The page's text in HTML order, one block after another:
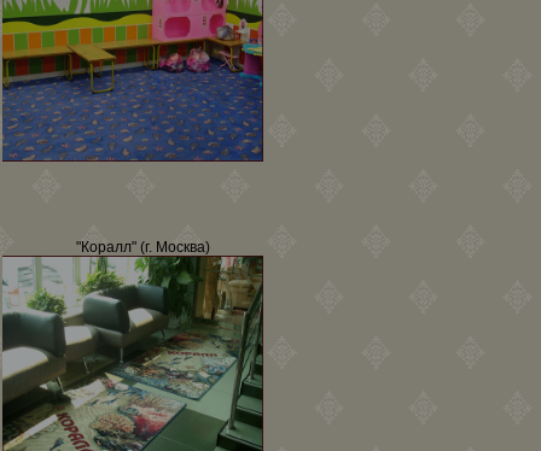
"Коралл" (г. Москва)